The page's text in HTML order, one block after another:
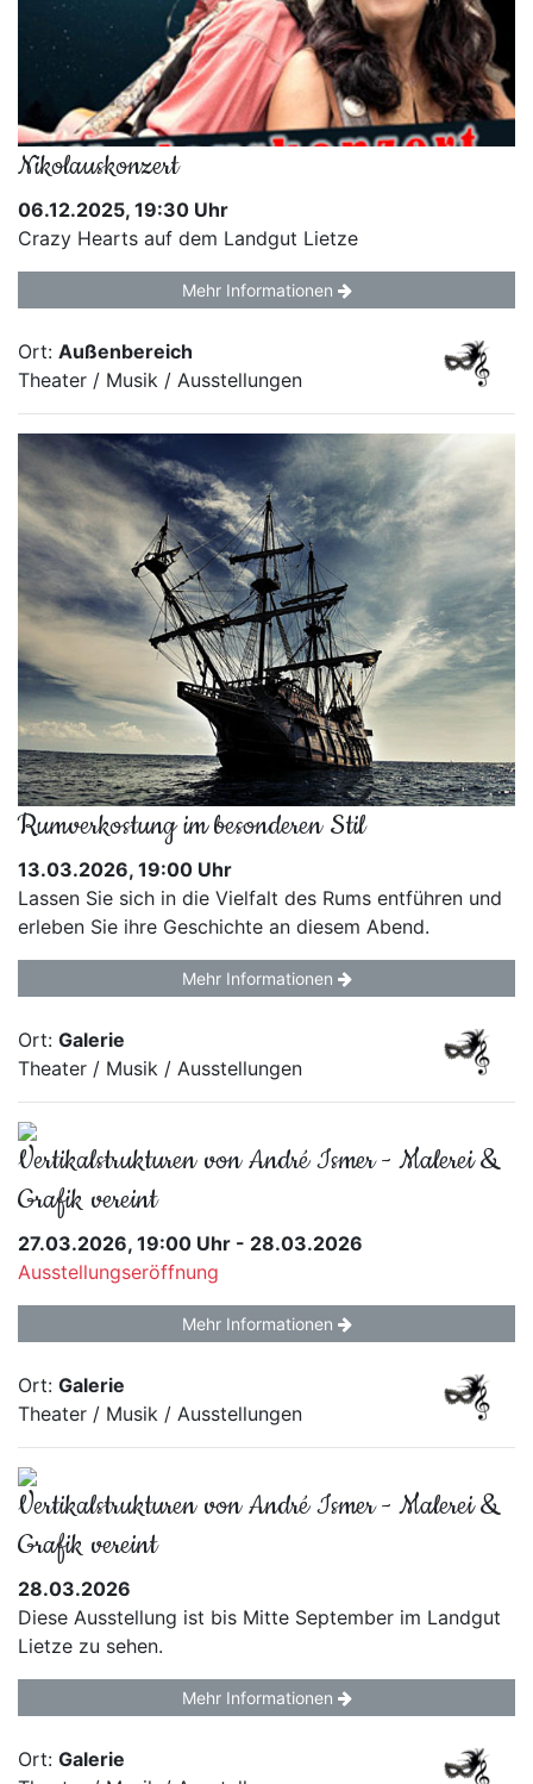
Nikolauskonzert
06.12.2025, 19:30 Uhr
Crazy Hearts auf dem Landgut Lietze
Mehr Informationen
Ort: Außenbereich
Theater / Musik / Ausstellungen
Rumverkostung im besonderen Stil
13.03.2026, 19:00 Uhr
Lassen Sie sich in die Vielfalt des Rums entführen und
erleben Sie ihre Geschichte an diesem Abend.
Mehr Informationen
Ort: Galerie
Theater / Musik / Ausstellungen
Vertikalstrukturen von André Ismer - Malerei &
Grafik vereint
27.03.2026, 19:00 Uhr - 28.03.2026
Ausstellungseröffnung
Mehr Informationen
Ort: Galerie
Theater / Musik / Ausstellungen
Vertikalstrukturen von André Ismer - Malerei &
Grafik vereint
28.03.2026
Diese Ausstellung ist bis Mitte September im Landgut
Lietze zu sehen.
Mehr Informationen
Ort: Galerie